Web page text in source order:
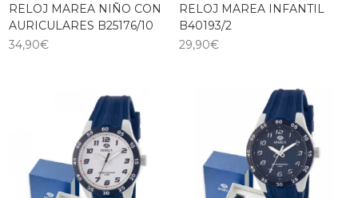
RELOJ MAREA NIÑO CON
AURICULARES B25176/10
34,90€
RELOJ MAREA INFANTIL
B40193/2
29,90€